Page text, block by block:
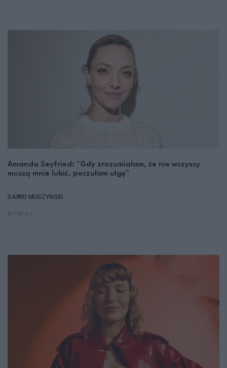
Amanda Seyfried: "Gdy zrozumiałam, że nie wszyscy
muszą mnie lubić, poczułam ulgę"
DAWID MUSZYŃSKI